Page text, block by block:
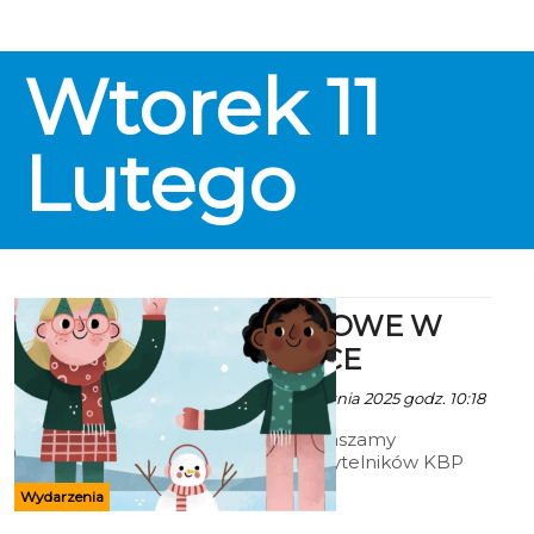
naszej historii. W poniedziałek, 10
lutego, Koszalin stanie się
miejscem pamięci i refleksji.
Nasze miasto, od lat aktywnie
losów Polaków deportowanych
na Sybir, zorganizowało
uroczystości upamiętniające to
Wtorek 11
Lutego
Wydarzenia
FERIE ZIMOWE W
BIBLIOTECE
Ala za KBP - 21 Stycznia 2025 godz. 10:18
Serdecznie zapraszamy
najmłodszych czytelników KBP
na FERIE ZIMOWE W
BIBLIOTECE. Zajęcia będą